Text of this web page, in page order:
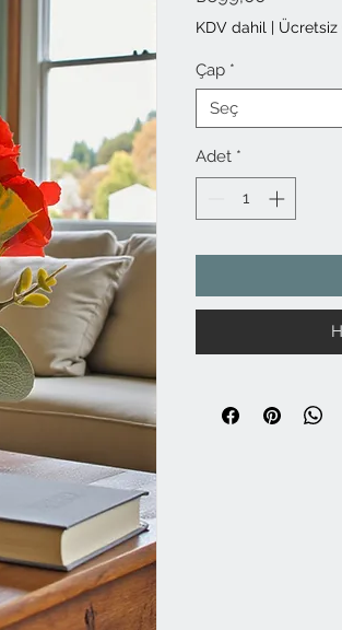
KDV dahil | Ücretsiz
Çap *
Seç
Adet *